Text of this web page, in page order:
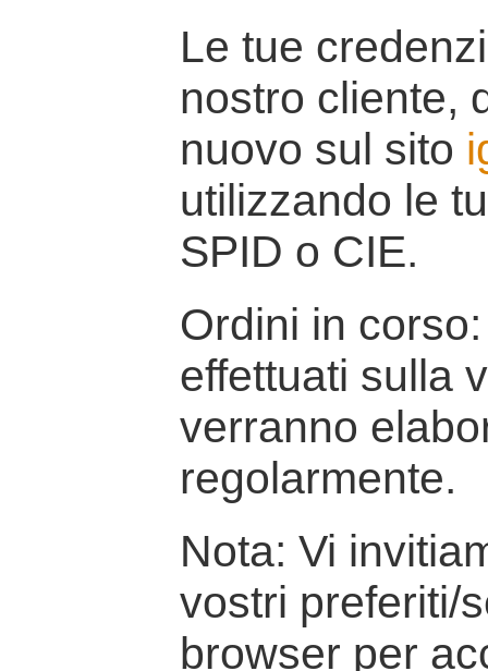
Le tue
nostro cliente,
nuovo sul sito
utilizzando le
SPID o CIE.
Ordini in
effettuati sulla
verranno
regolarmente.
Nota: Vi
vostri preferiti/
browser per